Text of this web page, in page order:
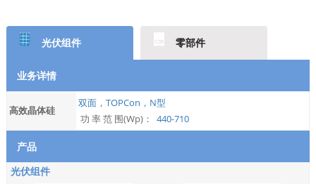
光伏组件 零部件
业务详情
高效晶体硅
双面，TOPCon，N型
功 率 范 围(Wp)：
440-710
产品
光伏组件